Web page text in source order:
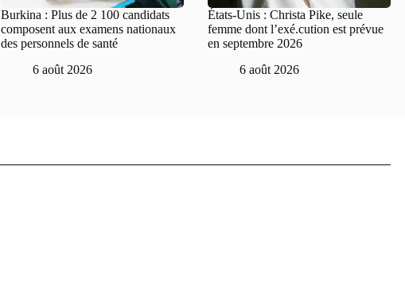
Burkina : Plus de 2 100 candidats
composent aux examens nationaux
des personnels de santé
6 août 2026
États-Unis : Christa Pike, seule
femme dont l’exé.cution est prévue
en septembre 2026
6 août 2026